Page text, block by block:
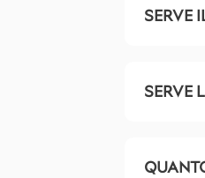
SERVE
SERVE